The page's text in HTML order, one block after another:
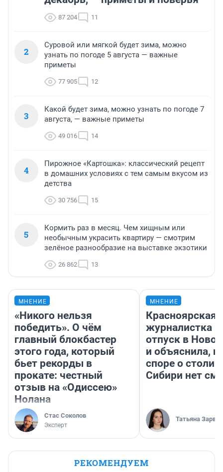
87 204 11
2
Суровой или мягкой будет зима, можно
узнать по погоде 5 августа — важные
приметы
77 905 12
3
Какой будет зима, можно узнать по погоде 7
августа, — важные приметы
49 016 14
4
Пирожное «Картошка»: классический рецепт
в домашних условиях с тем самым вкусом из
детства
30 756 15
5
Кормить раз в месяц. Чем хищным или
необычным украсить квартиру — смотрим
зелёное разнообразие на выставке экзотики
26 862 13
МНЕНИЕ
«Никого нельзя
победить». О чём
главный блокбастер
этого года, который
бьет рекорды в
прокате: честный
отзыв на «Одиссею»
Нолана
Стас Соколов
Эксперт
МНЕНИЕ
Красноярская
журналистка
отпуск в
и объяснила,
споре о
Сибири нет
Татьяна Зарва
РЕКОМЕНДУЕМ